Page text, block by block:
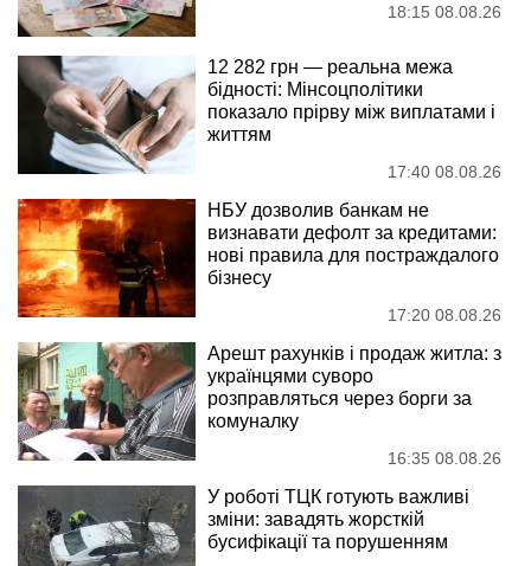
18:15 08.08.26
12 282 грн — реальна межа
бідності: Мінсоцполітики
показало прірву між виплатами і
життям
17:40 08.08.26
НБУ дозволив банкам не
визнавати дефолт за кредитами:
нові правила для постраждалого
бізнесу
17:20 08.08.26
Арешт рахунків і продаж житла: з
українцями суворо
розправляться через борги за
комуналку
16:35 08.08.26
У роботі ТЦК готують важливі
зміни: завадять жорсткій
бусифікації та порушенням